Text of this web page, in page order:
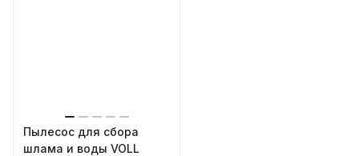
Пылесос для сбора
шлама и воды VOLL